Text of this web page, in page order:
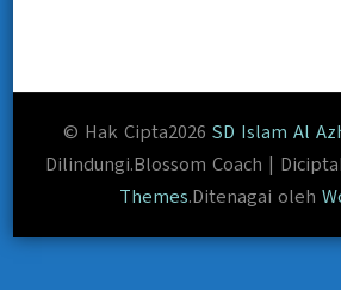
© Hak Cipta2026 SD Islam Al
Dilindungi.Blossom Coach |
Themes.Ditenagai oleh